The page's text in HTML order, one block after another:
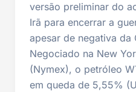
versão preliminar do
Irã para encerrar a
apesar de negativa da
Negociado na New
(Nymex), o petróleo
em queda de 5,55%